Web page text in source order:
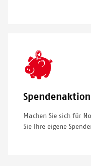
SVG
Icon
Machen Sie sich für
Sie Ihre eigene